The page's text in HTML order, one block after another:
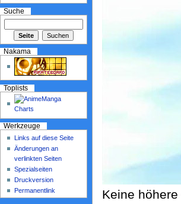
Keine
Suche
Nakama
Toplists
Werkzeuge
Links auf diese Seite
Änderungen an
verlinkten Seiten
Spezialseiten
Druckversion
Permanentlink